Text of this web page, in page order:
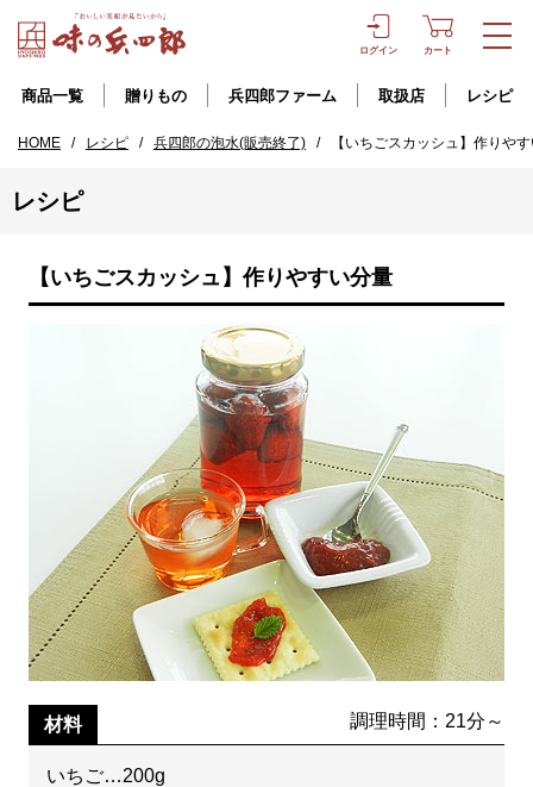
ログイン カート
商品一覧 贈りもの 兵四郎ファーム 取扱店 レシピ
HOME / レシピ / 兵四郎の泡水(販売終了) / 【いちごスカッシュ】作りや
レシピ
【いちごスカッシュ】作りやすい分量
材料 調理時間：21分～
いちご…200g